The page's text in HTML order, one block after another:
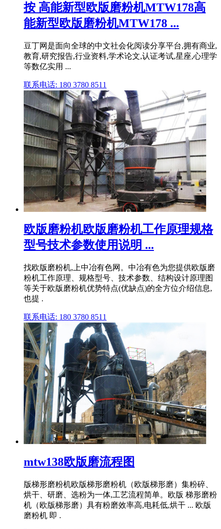
按 高能新型欧版磨粉机MTW178高
能新型欧版磨粉机MTW178 ...
豆丁网是面向全球的中文社会化阅读分享平台,拥有商业,
教育,研究报告,行业资料,学术论文,认证考试,星座,心理学
等数亿实用 ...
联系电话: 180 3780 8511
欧版磨粉机欧版磨粉机工作原理规格
型号技术参数使用说明 ...
找欧版磨粉机,上中冶有色网。中冶有色为您提供欧版磨
粉机工作原理、规格型号、技术参数、结构设计原理图
等关于欧版磨粉机优势特点(优缺点)的全方位介绍信息,
也提 .
联系电话: 180 3780 8511
mtw138欧版磨流程图
版梯形磨粉机欧版梯形磨粉机（欧版梯形磨）集粉碎、
烘干、研磨、选粉为一体,工艺流程简单。欧版 梯形磨粉
机（欧版梯形磨）具有粉磨效率高,电耗低,烘干 ... 欧版
磨粉机 即 .